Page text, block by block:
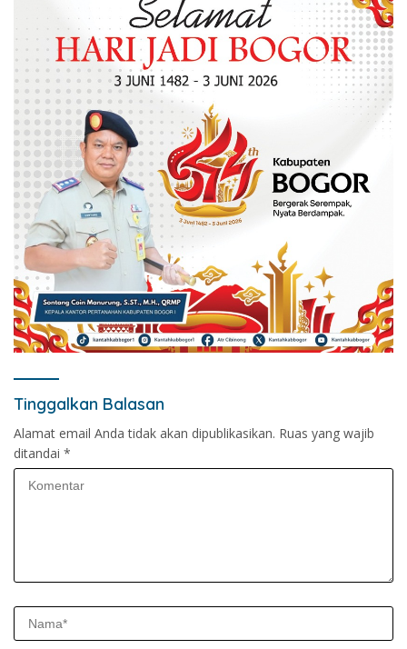
Tinggalkan Balasan
Alamat email Anda tidak akan dipublikasikan. Ruas yang wajib
ditandai *